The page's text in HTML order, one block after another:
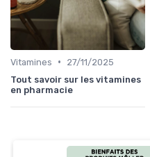
Vitamines •
27/11/2025
Tout savoir sur les vitamines
en pharmacie